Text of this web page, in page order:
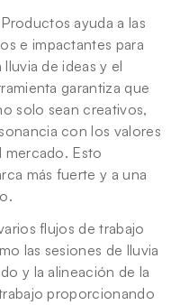
ayuda a las
e impactantes para
de ideas y el
garantiza que
solo sean creativos,
con los valores
mercado. Esto
más fuerte y a una
flujos de trabajo
las sesiones de lluvia
y la alineación de la
proporcionando